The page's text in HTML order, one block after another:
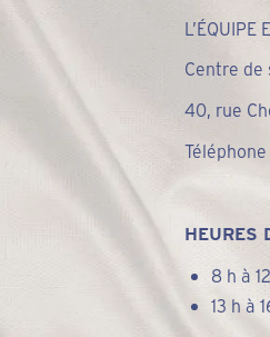
L’ÉQUIPE
Centre de
40, rue
HEURES
8 h à
13 h à